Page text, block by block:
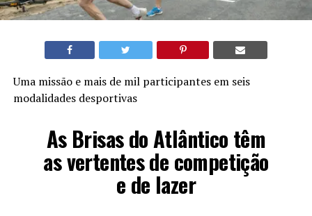
Uma missão e mais de mil participantes em seis
modalidades desportivas
As Brisas do Atlântico têm
as vertentes de competição
e de lazer